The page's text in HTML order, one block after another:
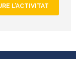
L’ACTIVITAT